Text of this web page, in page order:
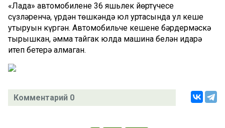
«Лада» автомобиленең 36 яшьлек йөртүчесе
сүзләренчә, үрдән төшкәндә юл уртасында ул кеше
утыруын күргән. Автомобильче кешене бәрдермәскә
тырышкан, әмма тайгак юлда машина белән идарә
итеп бетерә алмаган.
Комментарий 0